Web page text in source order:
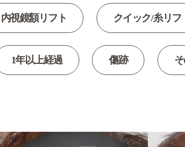
内視鏡額リフト クイック/糸リフ
1年以上経過 傷跡